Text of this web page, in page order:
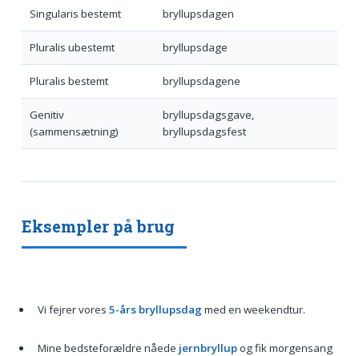
Singularis bestemt bryllupsdagen
Pluralis ubestemt bryllupsdage
Pluralis bestemt bryllupsdagene
Genitiv
(sammensætning)
bryllupsdagsgave,
bryllupsdagsfest
Eksempler på brug
Vi fejrer vores 5-års bryllupsdag med en weekendtur.
Mine bedsteforældre nåede jernbryllupog fik morgensang